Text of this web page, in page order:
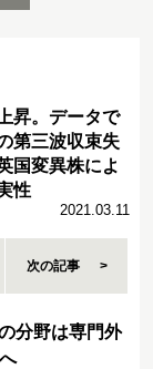
昇。データで
第三波収束失
国変異株によ
性
2021.03.11
次の記事
分野は専門外